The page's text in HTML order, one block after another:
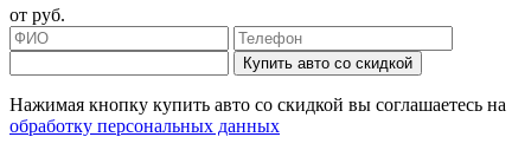
от руб.
Купить авто со скидкой
Нажимая кнопку купить авто со скидкой вы соглашаетесь на
обработку персональных данных